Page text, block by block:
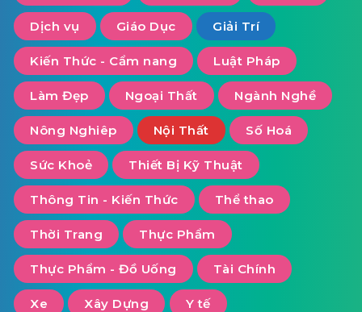
Dịch vụ Giáo Dục Giải Trí
Kiến Thức - Cẩm nang Luật Pháp
Làm Đẹp Ngoại Thất Ngành Nghề
Nông Nghiêp Nội Thất Số Hoá
Sức Khoẻ Thiết Bị Kỹ Thuật
Thông Tin - Kiến Thức Thể thao
Thời Trang Thực Phẩm
Thực Phẩm - Đồ Uống Tài Chính
Xe Xây Dựng Y tế